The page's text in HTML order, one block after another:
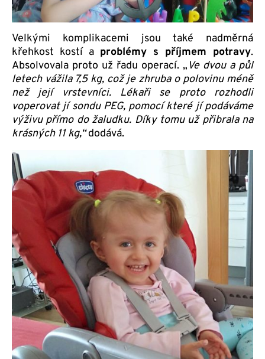
Velkými komplikacemi jsou také nadměrná
křehkost kostí a problémy s příjmem potravy.
Absolvovala proto už řadu operací. „ Ve dvou a půl
letech vážila 7,5 kg, což je zhruba o polovinu méně
než její vrstevníci. Lékaři se proto rozhodli
voperovat jí sondu PEG, pomocí které jí podáváme
výživu přímo do žaludku. Díky tomu už přibrala na
krásných 11 kg,“dodává.